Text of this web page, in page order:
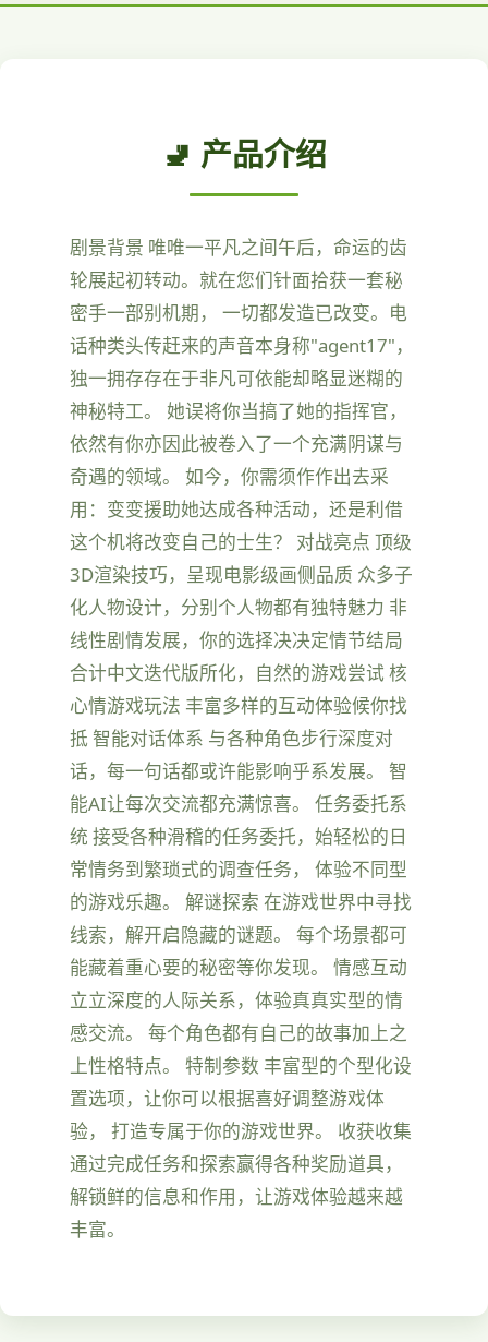
🚽 产品介绍
剧景背景 唯唯一平凡之间午后，命运的齿
轮展起初转动。就在您们针面拾获一套秘
密手一部别机期， 一切都发造已改变。电
话种类头传赶来的声音本身称"agent17"，
独一拥存存在于非凡可依能却略显迷糊的
神秘特工。 她误将你当搞了她的指挥官，
依然有你亦因此被卷入了一个充满阴谋与
奇遇的领域。 如今，你需须作作出去采
用：变变援助她达成各种活动，还是利借
这个机将改变自己的士生？ 对战亮点 顶级
3D渲染技巧，呈现电影级画侧品质 众多子
化人物设计，分别个人物都有独特魅力 非
线性剧情发展，你的选择决决定情节结局
合计中文迭代版所化，自然的游戏尝试 核
心情游戏玩法 丰富多样的互动体验候你找
抵 智能对话体系 与各种角色步行深度对
话，每一句话都或许能影响乎系发展。 智
能AI让每次交流都充满惊喜。 任务委托系
统 接受各种滑稽的任务委托，始轻松的日
常情务到繁琐式的调查任务， 体验不同型
的游戏乐趣。 解谜探索 在游戏世界中寻找
线索，解开启隐藏的谜题。 每个场景都可
能藏着重心要的秘密等你发现。 情感互动
立立深度的人际关系，体验真真实型的情
感交流。 每个角色都有自己的故事加上之
上性格特点。 特制参数 丰富型的个型化设
置选项，让你可以根据喜好调整游戏体
验， 打造专属于你的游戏世界。 收获收集
通过完成任务和探索赢得各种奖励道具，
解锁鲜的信息和作用，让游戏体验越来越
丰富。